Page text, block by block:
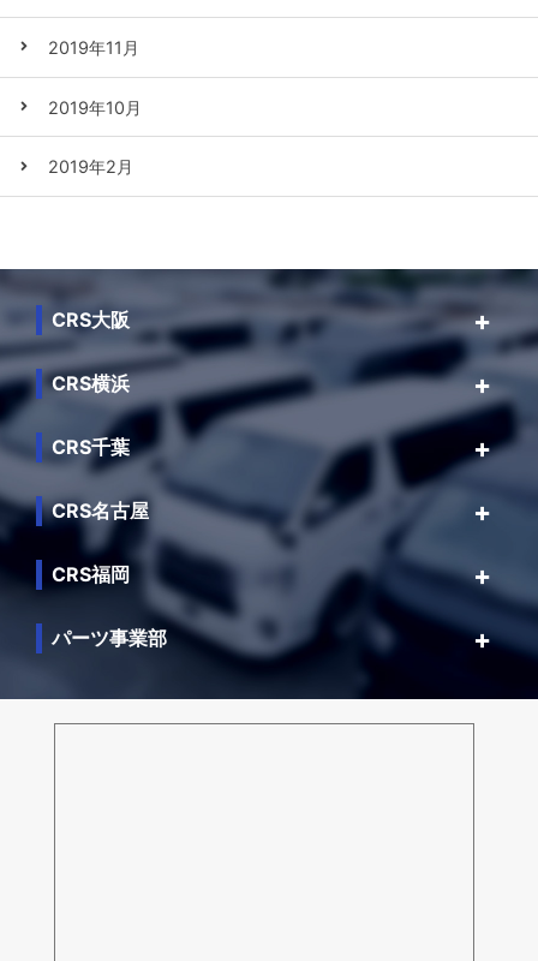
2019年11月
2019年10月
2019年2月
CRS大阪
CRS横浜
CRS千葉
CRS名古屋
CRS福岡
パーツ事業部